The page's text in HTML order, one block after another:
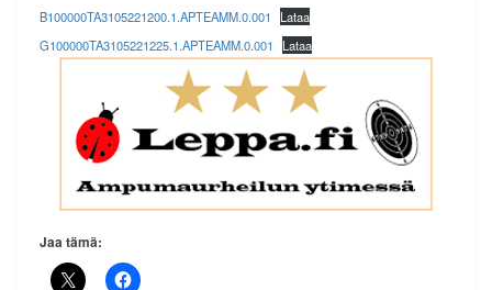
B100000TA3105221200.1.APTEAMM.0.001
Lataa
G100000TA3105221225.1.APTEAMM.0.001
Lataa
Jaa tämä: